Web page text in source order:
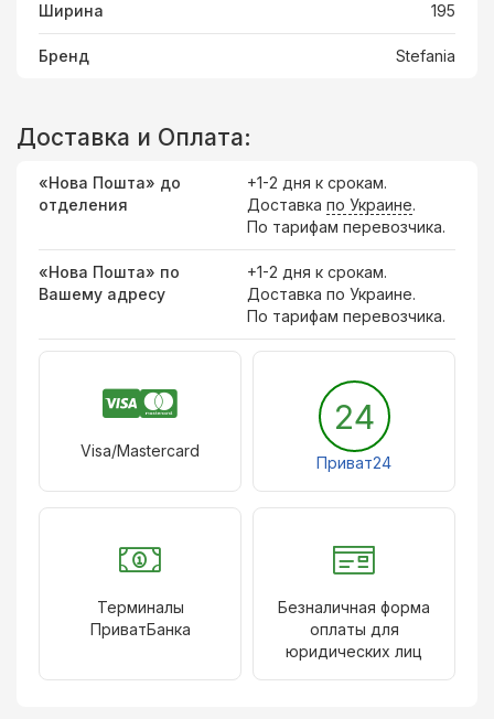
Ширина 195
Бренд Stefania
Доставка и Оплата:
«Нова Пошта» до
отделения
+1-2 дня к срокам.
Доставка по Украине.
По тарифам перевозчика.
«Нова Пошта» по
Вашему адресу
+1-2 дня к срокам.
Доставка по Украине.
По тарифам перевозчика.
Visa/Mastercard
24
Приват24
Терминалы
ПриватБанка
Безналичная форма
оплаты для
юридических лиц